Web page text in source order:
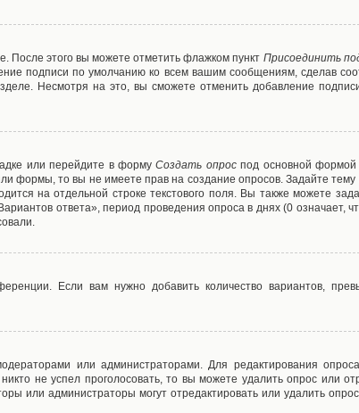
После этого вы можете отметить флажком пункт Присоединить
подписи по умолчанию ко всем вашим сообщениям, сделав
Несмотря на это, вы сможете отменить добавление
или перейдите в формуСоздать опроспод основной формой
формы, то вы не имеете прав на создание опросов. Задайте
на отдельной строке текстового поля. Вы также можете
ответа», период проведения опроса в днях (0 означает,
Если вам нужно добавить количество вариантов,
или администраторами. Для редактирования
не успел проголосовать, то вы можете удалить опрос или
или администраторы могут отредактировать или удалить